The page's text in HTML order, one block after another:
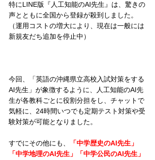
特にLINE版『人工知能のAI先生』は、驚きの
声とともに全国から登録が殺到しました。
（運用コストの増大により、現在は一般には
新規友だち追加を停止中）
今回、「英語の沖縄県立高校入試対策をする
AI先生」が象徴するように、人工知能のAI先
生が各教科ごとに役割分担をし、チャットで
気軽に、24時間いつでも定期テスト対策や受
験対策が可能となりました。
すでにその他にも、
「中学歴史のAI先生」
「中学地理のAI先生」「中学公民のAI先生」